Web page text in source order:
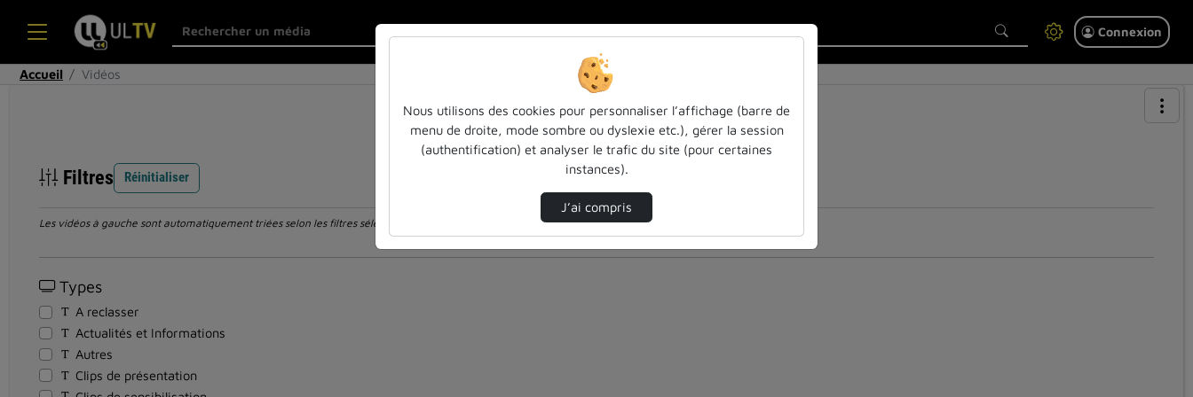
Connexion
Accueil Vidéos
Filtres Réinitialiser
Les vidéos à gauche sont automatiquement triées selon les filtres sélectionnés ci-dessous. Consultez les options pour ajuster les résultats.
Types
A reclasser
Actualités et Informations
Autres
Clips de présentation
Nous utilisons des cookies pour personnaliser l’affichage (barre de
menu de droite, mode sombre ou dyslexie etc.), gérer la session
(authentification) et analyser le trafic du site (pour certaines
instances).
J’ai compris